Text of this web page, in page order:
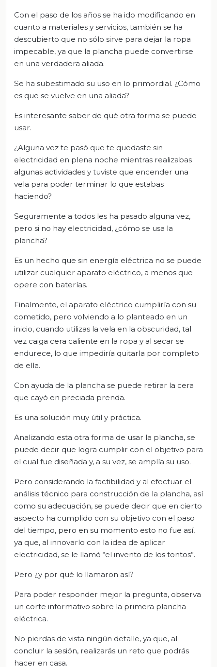
Con el paso de los años se ha ido modificando en
cuanto a materiales y servicios, también se ha
descubierto que no sólo sirve para dejar la ropa
impecable, ya que la plancha puede convertirse
en una verdadera aliada.
Se ha subestimado su uso en lo primordial. ¿Cómo
es que se vuelve en una aliada?
Es interesante saber de qué otra forma se puede
usar.
¿Alguna vez te pasó que te quedaste sin
electricidad en plena noche mientras realizabas
algunas actividades y tuviste que encender una
vela para poder terminar lo que estabas
haciendo?
Seguramente a todos les ha pasado alguna vez,
pero si no hay electricidad, ¿cómo se usa la
plancha?
Es un hecho que sin energía eléctrica no se puede
utilizar cualquier aparato eléctrico, a menos que
opere con baterías.
Finalmente, el aparato eléctrico cumpliría con su
cometido, pero volviendo a lo planteado en un
inicio, cuando utilizas la vela en la obscuridad, tal
vez caiga cera caliente en la ropa y al secar se
endurece, lo que impediría quitarla por completo
de ella.
Con ayuda de la plancha se puede retirar la cera
que cayó en preciada prenda.
Es una solución muy útil y práctica.
Analizando esta otra forma de usar la plancha, se
puede decir que logra cumplir con el objetivo para
el cual fue diseñada y, a su vez, se amplía su uso.
Pero considerando la factibilidad y al efectuar el
análisis técnico para construcción de la plancha, así
como su adecuación, se puede decir que en cierto
aspecto ha cumplido con su objetivo con el paso
del tiempo, pero en su momento esto no fue así,
ya que, al innovarlo con la idea de aplicar
electricidad, se le llamó “el invento de los tontos”.
Pero ¿y por qué lo llamaron así?
Para poder responder mejor la pregunta, observa
un corte informativo sobre la primera plancha
eléctrica.
No pierdas de vista ningún detalle, ya que, al
concluir la sesión, realizarás un reto que podrás
hacer en casa.